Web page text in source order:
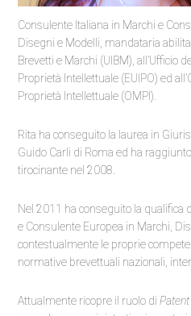
Consulente Italiana in Marchi e
Disegni e Modelli, mandataria
Brevetti e Marchi (UIBM),al l’Ufficio
Proprietà Intellettuale (EUIPO) ed
Proprietà Intellettuale (OMPI).
Rita ha conseguito la laurea in
Guido Carli di Roma ed ha
tirocinante nel 2008.
Nel 2011 ha conseguito la qualifica
e Consulente Europea in Marchi,
contestualmente le proprie
normative brevettuali nazionali,
Attualmente ricopre il ruolo di